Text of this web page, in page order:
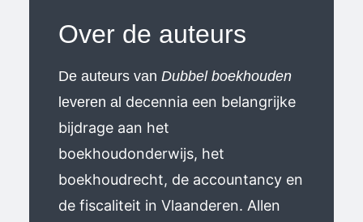
Over de auteurs
De auteurs van Dubbel boekhouden
leveren al decennia een belangrijke
bijdrage aan het
boekhoudonderwijs, het
boekhoudrecht, de accountancy en
de fiscaliteit in Vlaanderen. Allen